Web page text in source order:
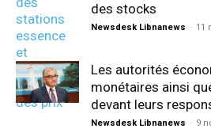
des stocks
Newsdesk Libnanews - 11
Les autorités
monétaires ainsi
devant leurs
Newsdesk Libnanews - 9